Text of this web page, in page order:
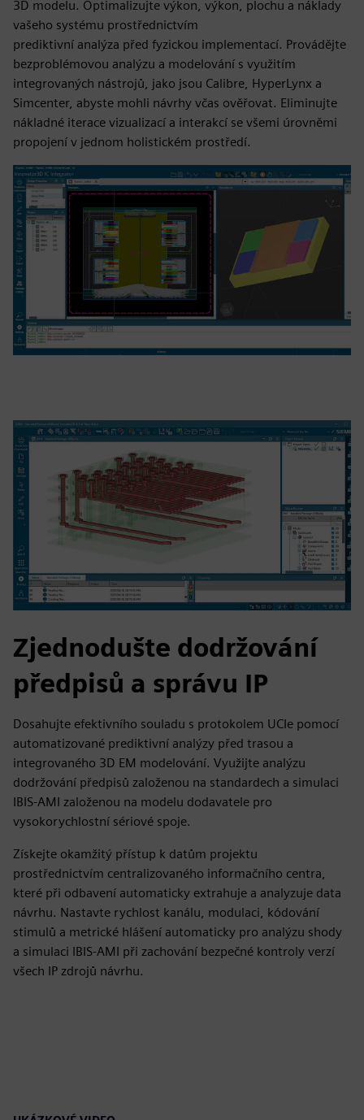
3D modelu. Optimalizujte výkon, výkon, plochu a náklady
vašeho systému prostřednictvím
prediktivní analýza před fyzickou implementací. Provádějte
bezproblémovou analýzu a modelování s využitím
integrovaných nástrojů, jako jsou Calibre, HyperLynx a
Simcenter, abyste mohli návrhy včas ověřovat. Eliminujte
nákladné iterace vizualizací a interakcí se všemi úrovněmi
propojení v jednom holistickém prostředí.
Zjednodušte dodržování
předpisů a správu IP
Dosahujte efektivního souladu s protokolem UCIe pomocí
automatizované prediktivní analýzy před trasou a
integrovaného 3D EM modelování. Využijte analýzu
dodržování předpisů založenou na standardech a simulaci
IBIS-AMI založenou na modelu dodavatele pro
vysokorychlostní sériové spoje.
Získejte okamžitý přístup k datům projektu
prostřednictvím centralizovaného informačního centra,
které při odbavení automaticky extrahuje a analyzuje data
návrhu. Nastavte rychlost kanálu, modulaci, kódování
stimulů a metrické hlášení automaticky pro analýzu shody
a simulaci IBIS-AMI při zachování bezpečné kontroly verzí
všech IP zdrojů návrhu.